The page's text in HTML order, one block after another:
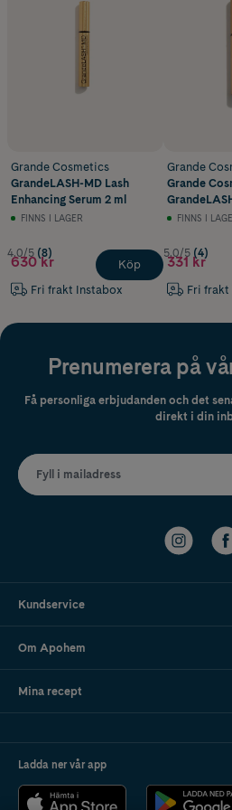
Grande Cosmetics
GrandeLASH-MD Lash
Enhancing Serum 2 ml
FINNS I LAGER
4.0/5 (8)
630 kr
Fri frakt Instabox
Köp
Grande
Grande
FINNS I
5.0/5 (4)
331 kr
Fri frakt
Prenumerera på
Få personliga erbjudanden och det
direkt i din
Fyll i mailadress
Kundservice
Om Apohem
Mina recept
Ladda ner vår app